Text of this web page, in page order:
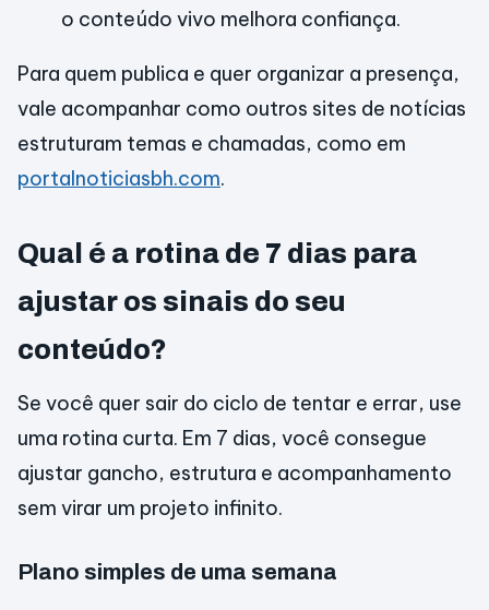
o conteúdo vivo melhora confiança.
Para quem publica e quer organizar a presença,
vale acompanhar como outros sites de notícias
estruturam temas e chamadas, como em
portalnoticiasbh.com.
Qual é a rotina de 7 dias para
ajustar os sinais do seu
conteúdo?
Se você quer sair do ciclo de tentar e errar, use
uma rotina curta. Em 7 dias, você consegue
ajustar gancho, estrutura e acompanhamento
sem virar um projeto infinito.
Plano simples de uma semana